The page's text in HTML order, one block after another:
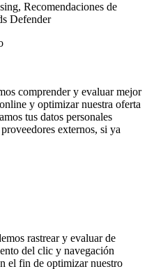
Recomendaciones de
Defender
comprender y evaluar mejor
y optimizar nuestra oferta
tus datos personales
externos, si ya
rastrear y evaluar de
del clic y navegación
el fin de optimizar nuestro